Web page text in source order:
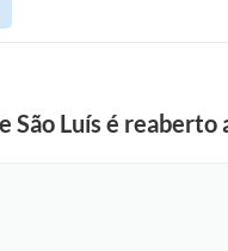
São Luís é